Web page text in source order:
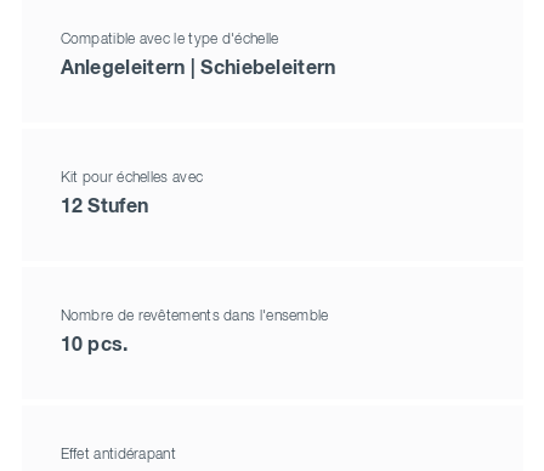
Compatible avec le type d'échelle
Anlegeleitern | Schiebeleitern
Kit pour échelles avec
12 Stufen
Nombre de revêtements dans l'ensemble
10 pcs.
Effet antidérapant